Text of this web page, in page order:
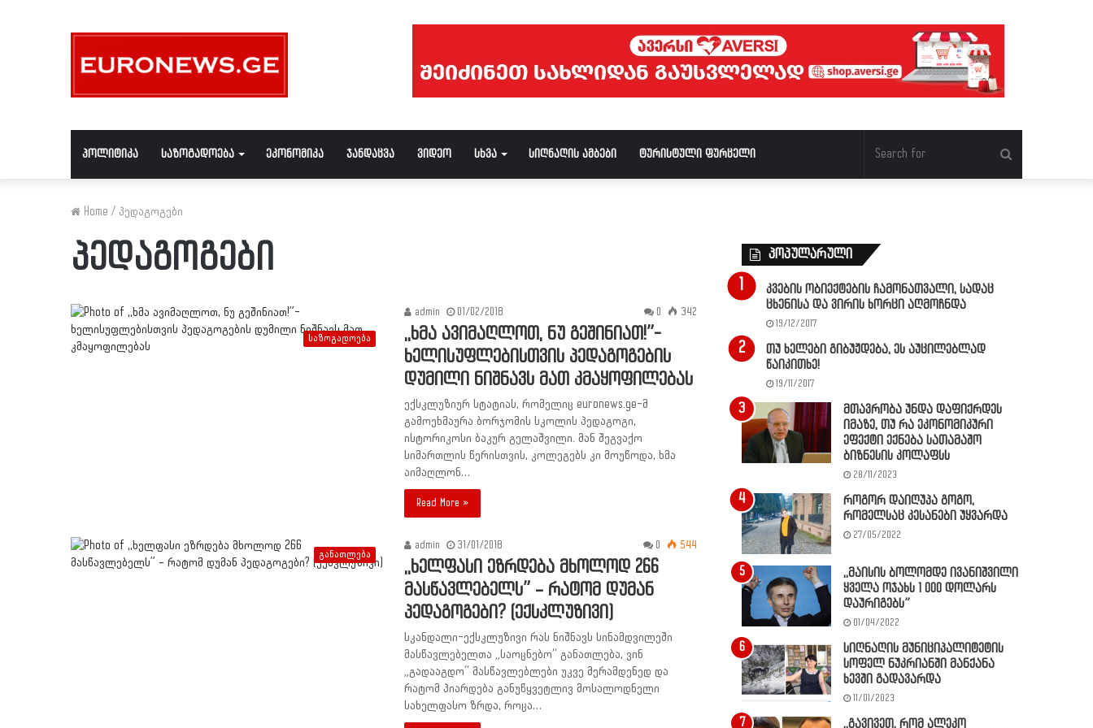
პოლიტიკა საზოგადოება ეკონომიკა ჯანდაცვა ვიდეო სხვა სიღნაღის ამბები ტურისტული ფურცელი
Home / პედაგოგები
პედაგოგები
საზოგადოება
admin 01/02/2018 0 342
,,ხმა ავიმაღლოთ, ნუ გეშინიათ!”-
ხელისუფლებისთვის პედაგოგების
დუმილი ნიშნავს მათ კმაყოფილებას
ექსკლუზიურ სტატიას, რომელიც euronews.ge-მ
გამოეხმაურა ბორჯომის სკოლის პედაგოგი,
ისტორიკოსი ბაკურ გელაშვილი. მან შეგვაქო
სიმართლის წერისთვის, კოლეგებს კი მოუწოდა, ხმა
აიმაღლონ…
Read More »
განათლება
admin 31/01/2018 0 544
,,ხელფასი ეზრდება მხოლოდ 266
მასწავლებელს” – რატომ დუმან
პედაგოგები? (ექსკლუზივი)
სკანდალი-ექსკლუზივი რას ნიშნავს სინამდვილეში
მასწავლებელთა „საოცნებო“ განათლება, ვინ
„გადააგდო“ მასწავლებლები უკვე მერამდენედ და
რატომ პიარდება განუწყვეტლივ მოსალოდნელი
სახელფასო ზრდა, როცა…
პოპულარული
კვების ობიექტების ჩამონათვალი, სადაც
ცხენისა და ვირის ხორცი აღმოჩნდა
19/12/2017
თუ ხელები გიბუჟდება, ეს აუცილებლად
წაიკითხე!
19/11/2017
მთავრობა უნდა დაფიქრდეს
იმაზე, თუ რა ეკონომიკური
ეფექტი ექნება სათამაშო
ბიზნესის კოლაფსს
28/11/2023
როგორ დაიღუპა გოგო,
რომელსაც კესანები უყვარდა
27/05/2022
,,მაისის ბოლომდე ივანიშვილი
ყველა ოჯახს 1 000 დოლარს
დაურიგებს”
01/04/2022
სიღნაღის მუნიციპალიტეტის
სოფელ ნუკრიანში მანქანა
ხევში გადავარდა
11/01/2023
,,გავივეთ, რომ ალეკო